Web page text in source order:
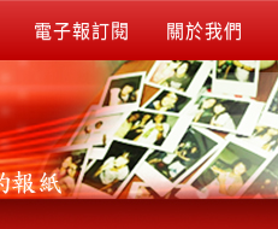
電子報訂閱 關於我們